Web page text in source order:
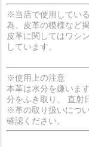
※当店で使用してい
為、皮革の模様など
皮革に関してはワシ
しています。
※使用上の注意
本革は水分を嫌いま
分をふき取り、 直射
※革の取り扱いにつ
確認ください。